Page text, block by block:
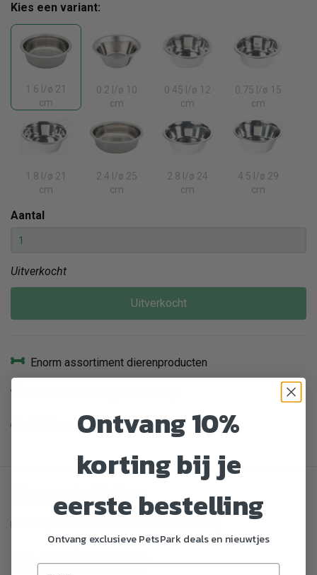
Kies een variant:
1.6 l/ø 21
cm
0.2 l/ø 10
cm
0.45 l/ø 12
cm
0.75 l/ø 15
cm
1.8 l/ø 21
cm
2.4 l/ø 25
cm
2.8 l/ø 24
cm
4.5 l/ø 29
cm
Aantal
Uitverkocht
Uitverkocht
Enorm assortiment dierenproducten
Veilig en gemakkelijk betalen
Omschrijving
roestvrij staal * vaatwasmachinebestendig
Specificaties
Ontvang 10%
korting bij je
eerste bestelling
Ontvang exclusieve PetsPark deals en nieuwtjes